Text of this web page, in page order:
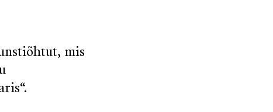
mis